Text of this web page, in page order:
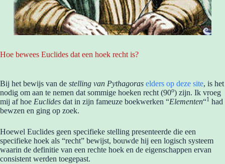
Hoe bewees Euclides dat een hoek recht is?
Bij het bewijs van de stelling van Pythagoras elders op deze site, is het
nodig om aan te nemen dat sommige hoeken recht (90o) zijn. Ik vroeg
mij af hoe Euclides dat in zijn fameuze boekwerken “Elementen“1 had
bewzen en ging op zoek.
Hoewel Euclides geen specifieke stelling presenteerde die een
specifieke hoek als “recht” bewijst, bouwde hij een logisch systeem
waarin de definitie van een rechte hoek en de eigenschappen ervan
consistent werden toegepast.